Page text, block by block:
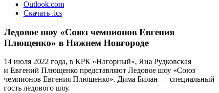
Outlook.com
Скачать .ics
Ледовое шоу «Союз чемпионов Евгения
Плющенко» в Нижнем Новгороде
14 июля 2022 года, в КРК «Нагорный», Яна Рудковская
и Евгений Плющенко представляют Ледовое шоу «Союз
чемпионов Евгения Плющенко». Дима Билан — специальный
гость ледового шоу.